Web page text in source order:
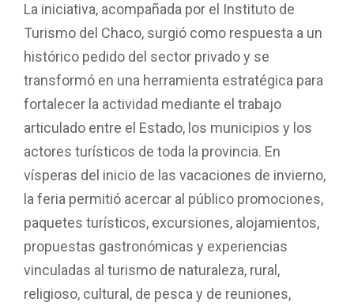
La iniciativa, acompañada por el Instituto de
Turismo del Chaco, surgió como respuesta a un
histórico pedido del sector privado y se
transformó en una herramienta estratégica para
fortalecer la actividad mediante el trabajo
articulado entre el Estado, los municipios y los
actores turísticos de toda la provincia. En
vísperas del inicio de las vacaciones de invierno,
la feria permitió acercar al público promociones,
paquetes turísticos, excursiones, alojamientos,
propuestas gastronómicas y experiencias
vinculadas al turismo de naturaleza, rural,
religioso, cultural, de pesca y de reuniones,